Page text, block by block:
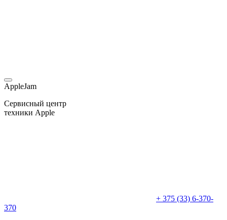
AppleJam
Сервисный центр
техники Apple
+ 375 (33) 6-370-
370